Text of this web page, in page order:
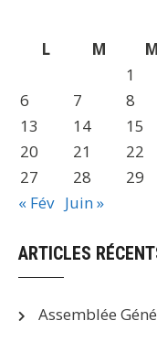
L
M M
1
6
7 8
13
14 15
20
21 22
27
28 29
« Fév Juin »
ARTICLES
Assemblée